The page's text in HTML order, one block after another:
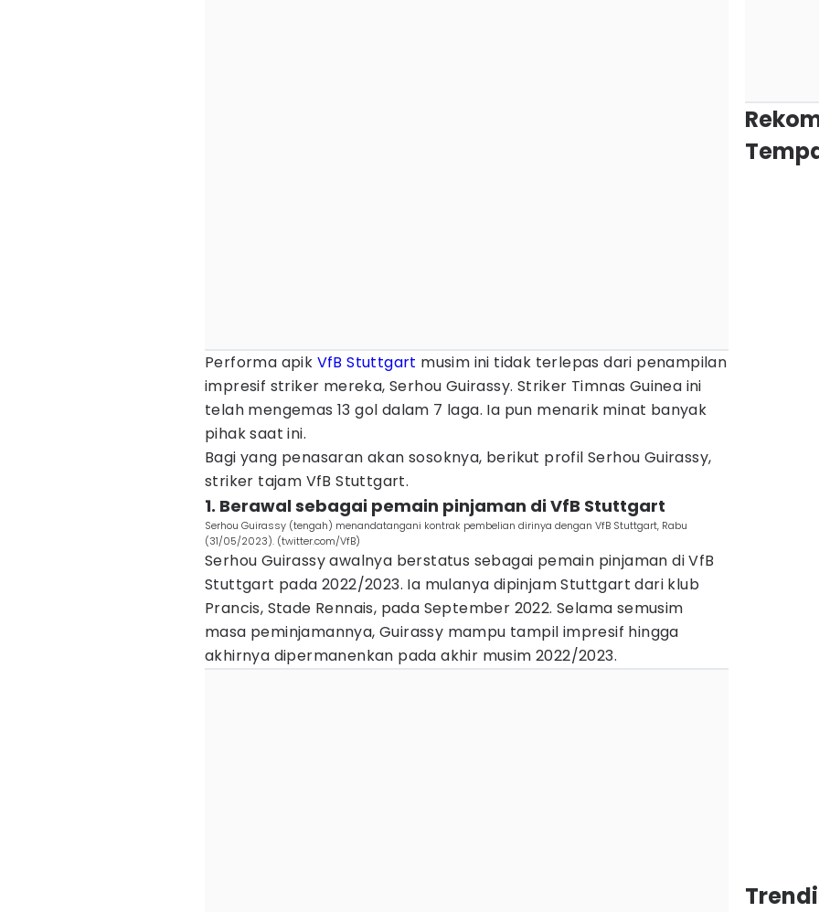
Performa apik VfB Stuttgart musim ini tidak terlepas dari penampilan
impresif striker mereka, Serhou Guirassy. Striker Timnas Guinea ini
telah mengemas 13 gol dalam 7 laga. Ia pun menarik minat banyak
pihak saat ini.
Bagi yang penasaran akan sosoknya, berikut profil Serhou Guirassy,
striker tajam VfB Stuttgart.
1. Berawal sebagai pemain pinjaman di VfB Stuttgart
Serhou Guirassy (tengah) menandatangani kontrak pembelian dirinya dengan VfB Stuttgart, Rabu
(31/05/2023). (twitter.com/VfB)
Serhou Guirassy awalnya berstatus sebagai pemain pinjaman di VfB
Stuttgart pada 2022/2023. Ia mulanya dipinjam Stuttgart dari klub
Prancis, Stade Rennais, pada September 2022. Selama semusim
masa peminjamannya, Guirassy mampu tampil impresif hingga
akhirnya dipermanenkan pada akhir musim 2022/2023.